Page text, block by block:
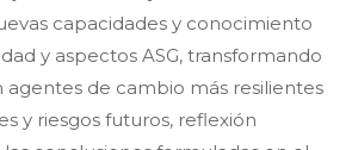
capacidades y conocimiento
y aspectos ASG, transformando
agentes de cambio más resilientes
y riesgos futuros, reflexión